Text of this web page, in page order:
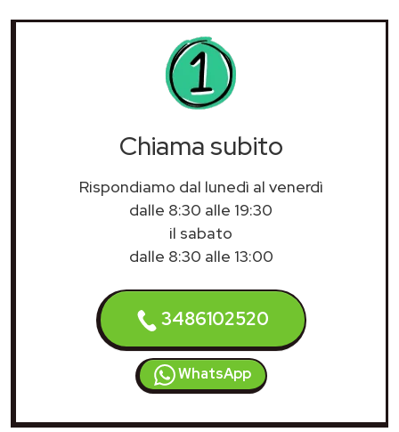
Chiama subito
Rispondiamo dal lunedì al venerdì
dalle 8:30 alle 19:30
il sabato
dalle 8:30 alle 13:00
3486102520
WhatsApp